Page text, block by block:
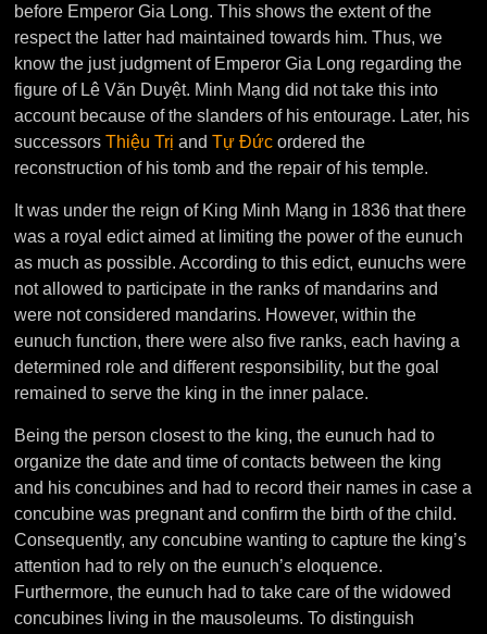
before Emperor Gia Long. This shows the extent of the
respect the latter had maintained towards him. Thus, we
know the just judgment of Emperor Gia Long regarding the
figure of Lê Văn Duyệt. Minh Mạng did not take this into
account because of the slanders of his entourage. Later, his
successorsThiệu Trị andTự Đức ordered the
reconstruction of his tomb and the repair of his temple.
It was under the reign of King Minh Mạng in 1836 that there
was a royal edict aimed at limiting the power of the eunuch
as much as possible. According to this edict, eunuchs were
not allowed to participate in the ranks of mandarins and
were not considered mandarins. However, within the
eunuch function, there were also five ranks, each having a
determined role and different responsibility, but the goal
remained to serve the king in the inner palace.
Being the person closest to the king, the eunuch had to
organize the date and time of contacts between the king
and his concubines and had to record their names in case a
concubine was pregnant and confirm the birth of the child.
Consequently, any concubine wanting to capture the king’s
attention had to rely on the eunuch’s eloquence.
Furthermore, the eunuch had to take care of the widowed
concubines living in the mausoleums. To distinguish